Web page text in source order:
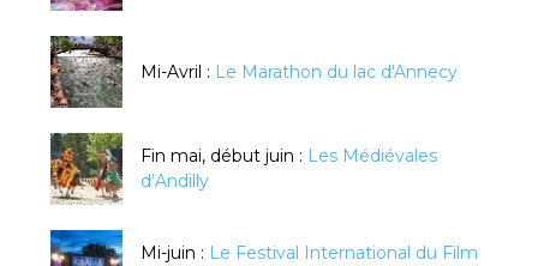
Mi-Avril : Le Marathon du lac d'Annecy
Fin mai, début juin : Les Médiévales
d’Andilly
Mi-juin : Le Festival International du Film